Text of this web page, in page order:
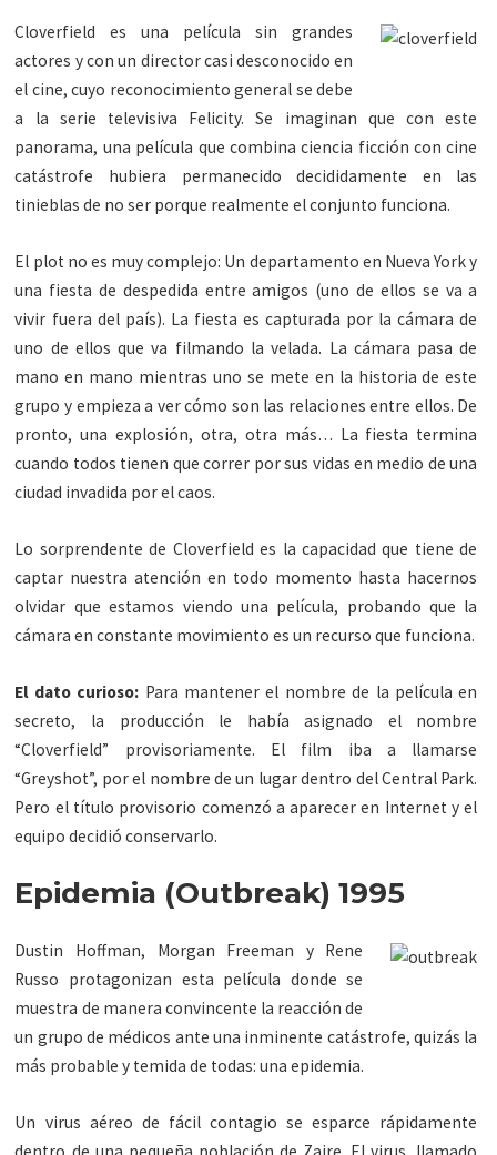
Cloverfield es una película sin grandes
actores y con un director casi desconocido en
el cine, cuyo reconocimiento general se debe
a la serie televisiva Felicity. Se imaginan que con este
panorama, una película que combina ciencia ficción con cine
catástrofe hubiera permanecido decididamente en las
tinieblas de no ser porque realmente el conjunto funciona.
El plot no es muy complejo: Un departamento en Nueva York y
una fiesta de despedida entre amigos (uno de ellos se va a
vivir fuera del país). La fiesta es capturada por la cámara de
uno de ellos que va filmando la velada. La cámara pasa de
mano en mano mientras uno se mete en la historia de este
grupo y empieza a ver cómo son las relaciones entre ellos. De
pronto, una explosión, otra, otra más… La fiesta termina
cuando todos tienen que correr por sus vidas en medio de una
ciudad invadida por el caos.
Lo sorprendente de Cloverfield es la capacidad que tiene de
captar nuestra atención en todo momento hasta hacernos
olvidar que estamos viendo una película, probando que la
cámara en constante movimiento es un recurso que funciona.
El dato curioso: Para mantener el nombre de la película en
secreto, la producción le había asignado el nombre
“Cloverfield” provisoriamente. El film iba a llamarse
“Greyshot”, por el nombre de un lugar dentro del Central Park.
Pero el título provisorio comenzó a aparecer en Internet y el
equipo decidió conservarlo.
Epidemia (Outbreak) 1995
Dustin Hoffman, Morgan Freeman y Rene
Russo protagonizan esta película donde se
muestra de manera convincente la reacción de
un grupo de médicos ante una inminente catástrofe, quizás la
más probable y temida de todas: una epidemia.
Un virus aéreo de fácil contagio se esparce rápidamente